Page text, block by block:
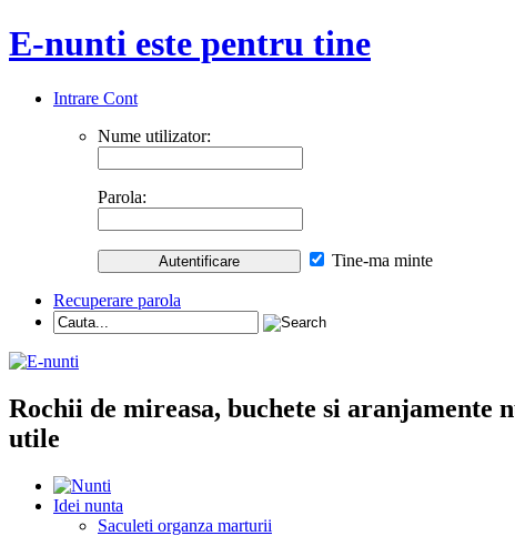
E-nunti este pentru tine
Intrare Cont
Nume utilizator:
Parola:
Tine-ma minte
Recuperare parola
Rochii de mireasa, buchete si
utile
Idei nunta
Saculeti organza marturii